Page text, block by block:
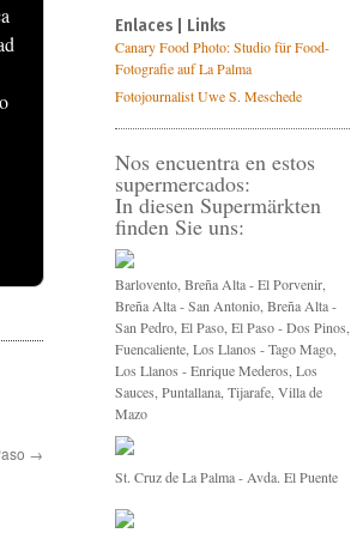
→
Enlaces | Links
Canary Food Photo: Studio für Food-
Fotografie auf La Palma
Fotojournalist Uwe S. Meschede
Nos encuentra en estos
supermercados:
In diesen Supermärkten
finden Sie uns:
Barlovento, Breña Alta - El Porvenir,
Breña Alta - San Antonio, Breña Alta -
San Pedro, El Paso, El Paso - Dos Pinos,
Fuencaliente, Los Llanos - Tago Mago,
Los Llanos - Enrique Mederos, Los
Sauces, Puntallana, Tijarafe, Villa de
Mazo
St. Cruz de La Palma - Avda. El Puente